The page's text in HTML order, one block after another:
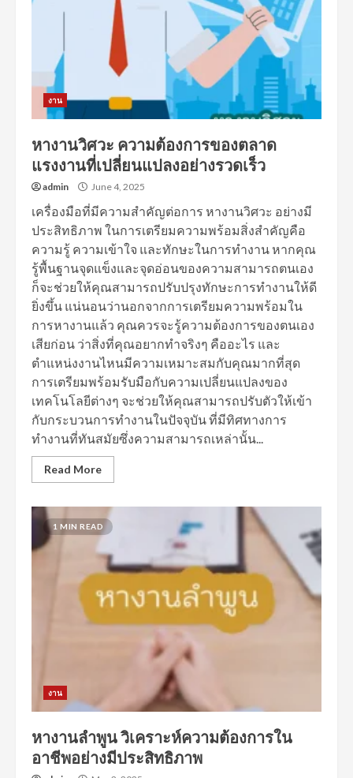
งาน
หางานวิศวะ ความต้องการของตลาด
แรงงานที่เปลี่ยนแปลงอย่างรวดเร็ว
admin June 4, 2025
เครื่องมือที่มีความสำคัญต่อการ หางานวิศวะ อย่างมี
ประสิทธิภาพ ในการเตรียมความพร้อมสิ่งสำคัญคือ
ความรู้ ความเข้าใจ และทักษะในการทำงาน หากคุณ
รู้พื้นฐานจุดแข็งและจุดอ่อนของความสามารถตนเอง
ก็จะช่วยให้คุณสามารถปรับปรุงทักษะการทำงานให้ดี
ยิ่งขึ้น แน่นอนว่านอกจากการเตรียมความพร้อมใน
การหางานแล้ว คุณควรจะรู้ความต้องการของตนเอง
เสียก่อน ว่าสิ่งที่คุณอยากทำจริงๆ คืออะไร และ
ตำแหน่งงานไหนมีความเหมาะสมกับคุณมากที่สุด
การเตรียมพร้อมรับมือกับความเปลี่ยนแปลงของ
เทคโนโลยีต่างๆ จะช่วยให้คุณสามารถปรับตัวให้เข้า
กับกระบวนการทำงานในปัจจุบัน ที่มีทิศทางการ
ทำงานที่ทันสมัยซึ่งความสามารถเหล่านั้น...
Read More
1 MIN READ
งาน
หางานลำพูน วิเคราะห์ความต้องการใน
อาชีพอย่างมีประสิทธิภาพ